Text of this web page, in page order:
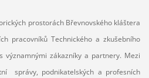
prostorách Břevnovského kláštera
pracovníků Technického a zkušebního
významnými zákazníky a partnery. Mezi
správy, podnikatelských a profesních